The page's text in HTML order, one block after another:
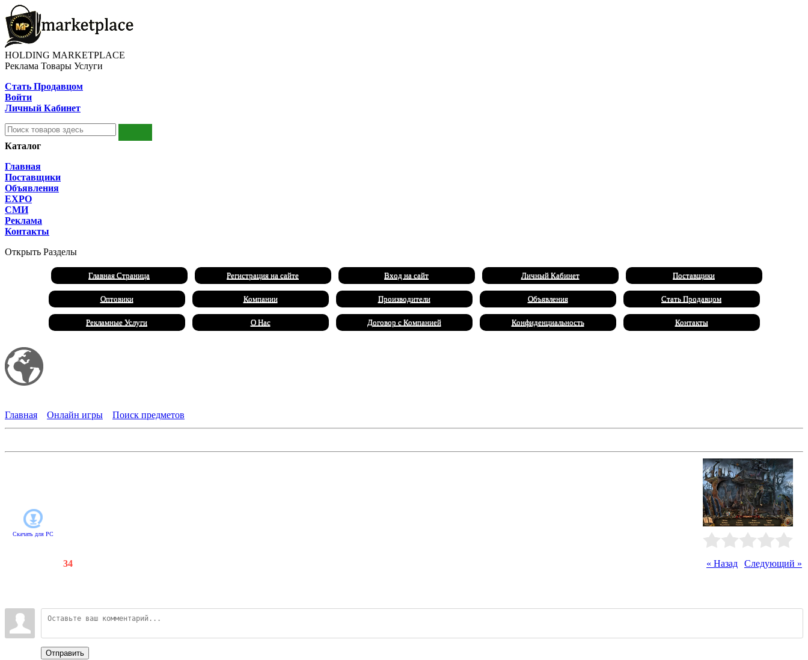
HOLDING MARKETPLACE
Реклама Товары Услуги
Стать Продавцом
Войти
Личный Кабинет
Каталог
Главная
Поставщики
Объявления
EXPO
СМИ
Реклама
Контакты
Открыть Разделы
Главная Страница Регистрация на сайте Вход на сайт Личный Кабинет Поставщики
Оптовики Компании Производители Объявления Стать Продавцом
Рекламные Услуги О Нас Договор с Компанией Конфиденциальность Контакты
Главная
Онлайн игры Поиск предметов
Скачать для PC
« Назад Следующий »
34
Отправить